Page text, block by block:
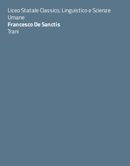
Liceo Statale Classico, Linguistico e Scienze
Umane
Francesco De Sanctis
Trani